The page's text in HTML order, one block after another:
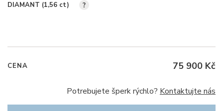
DIAMANT (1,56 ct) ?
CENA 75 900 Kč
Potrebujete šperk rýchlo? Kontaktujte nás